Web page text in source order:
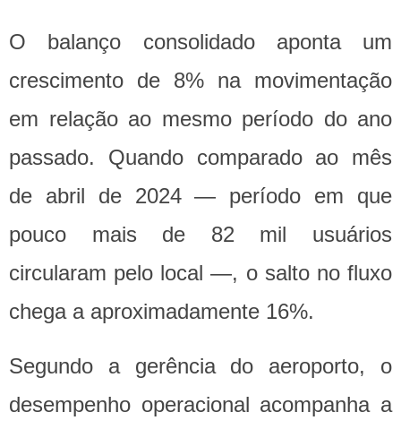
O balanço consolidado aponta um
crescimento de 8% na movimentação
em relação ao mesmo período do ano
passado. Quando comparado ao mês
de abril de 2024 — período em que
pouco mais de 82 mil usuários
circularam pelo local —, o salto no fluxo
chega a aproximadamente 16%.
Segundo a gerência do aeroporto, o
desempenho operacional acompanha a